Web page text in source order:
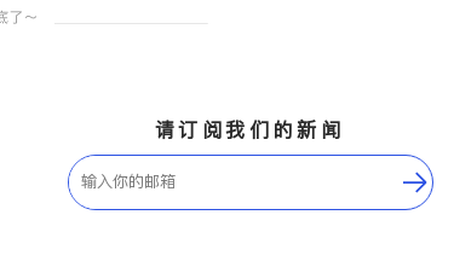
请订阅我们的新闻